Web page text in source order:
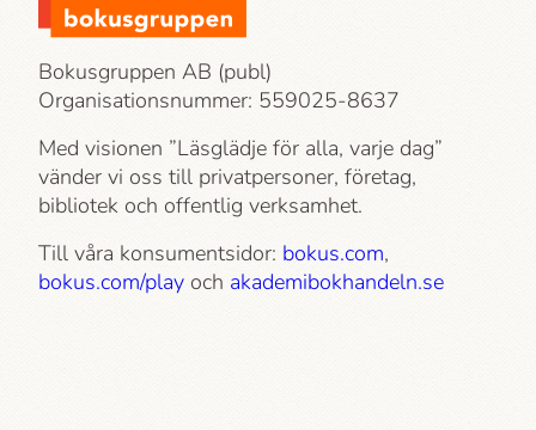
Bokusgruppen AB (publ)
Organisationsnummer: 559025-8637
Med visionen ”Läsglädje för alla, varje dag”
vänder vi oss till privatpersoner, företag,
bibliotek och offentlig verksamhet.
Till våra konsumentsidor: bokus.com,
bokus.com/play och akademi­bokhandeln.se